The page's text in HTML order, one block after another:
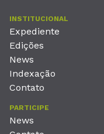
INSTITUCIONAL
Expediente
Edições
News
Indexação
Contato
PARTICIPE
News